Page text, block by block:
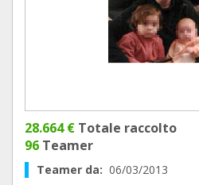
28.664 € Totale raccolto
96 Teamer
Teamer da: 06/03/2013